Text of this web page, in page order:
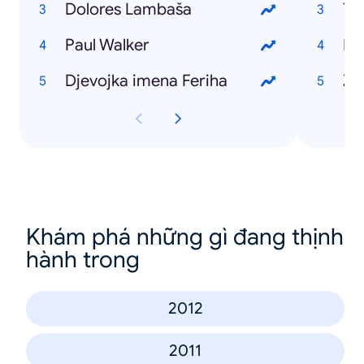
Dolores Lambaša
Paul Walker
Djevojka imena Feriha
Khám phá những gì đang thịnh
hành trong
2012
2011